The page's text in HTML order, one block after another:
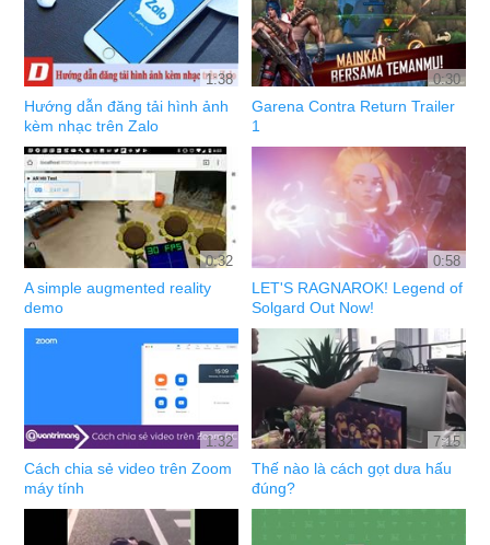
1:38
Hướng dẫn đăng tải hình ảnh
kèm nhạc trên Zalo
0:30
Garena Contra Return Trailer
1
0:32
A simple augmented reality
demo
0:58
LET'S RAGNAROK! Legend of
Solgard Out Now!
1:32
Cách chia sẻ video trên Zoom
máy tính
7:15
Thế nào là cách gọt dưa hấu
đúng?